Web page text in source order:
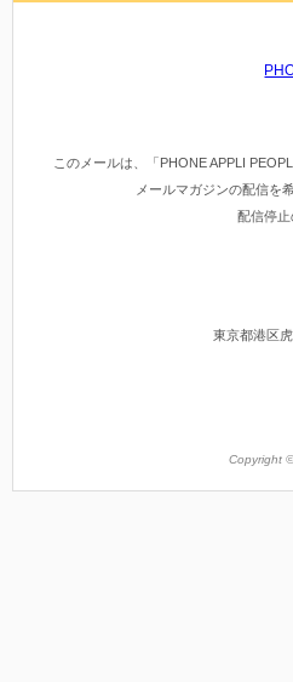
このメールは、「PHONE APPLI
メールマガジンの配信を
配信停止
東京都港区
Copyright